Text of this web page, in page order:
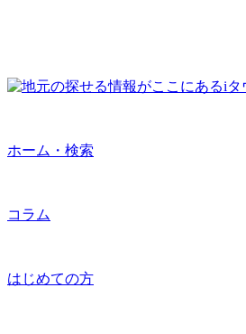
ホーム・検索
コラム
はじめての方